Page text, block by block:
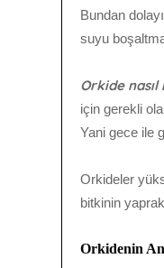
Bundan
suyu
Orkide nasıl
için gerekli
Yani gece ile
Orkideler
bitkinin
Orkidenin